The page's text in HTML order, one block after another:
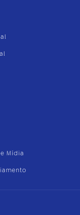
Mídia